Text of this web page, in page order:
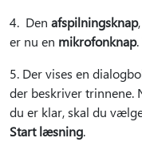
4. Den afspilningsknap
er nu en mikrofonknap
5. Der vises en
der beskriver trinnene.
du er klar, skal du
Start læsning.